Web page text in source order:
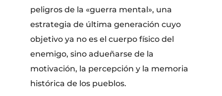
peligros de la «guerra mental», una
estrategia de última generación cuyo
objetivo ya no es el cuerpo físico del
enemigo, sino adueñarse de la
motivación, la percepción y la memoria
histórica de los pueblos.